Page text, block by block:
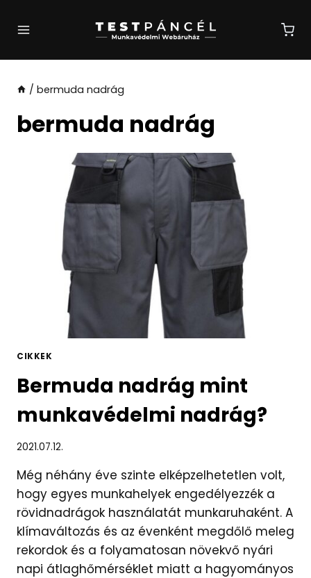
/ bermuda nadrág
bermuda nadrág
CIKKEK
Bermuda nadrág mint
munkavédelmi nadrág?
2021.07.12.
Még néhány éve szinte elképzelhetetlen volt,
hogy egyes munkahelyek engedélyezzék a
rövidnadrágok használatát munkaruhaként. A
klímaváltozás és az évenként megdőlő meleg
rekordok és a folyamatosan növekvő nyári
napi átlaghőmérséklet miatt a hagyományos